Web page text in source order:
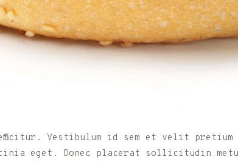
Vestibulum id sem et velit pretium
eget. Donec placerat sollicitudin